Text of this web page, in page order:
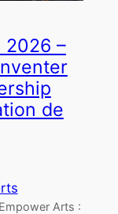
2026 –
de
Arts :